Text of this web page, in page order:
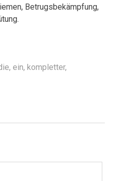
Betrugsbekämpfung,
, ein, kompletter,